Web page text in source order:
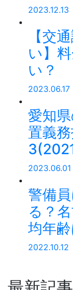
2023.12.13
【交
い】
い？
2023.06.17
愛知
置義
2023.06.01
警備
る？
均年齢
2022.10.12